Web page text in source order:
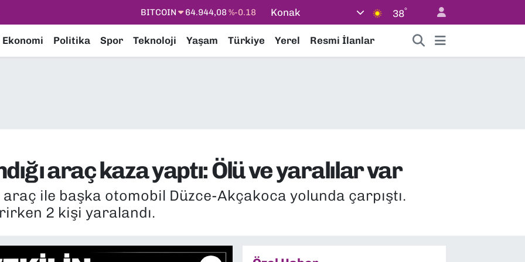
DOLAR 47,7436%0.18
STERLİN
64,4811%0.38
Konak 38°
Ekonomi Politika Spor Teknoloji Yaşam Türkiye Yerel Resmi İlanlar
araç kaza yaptı: Ölü ve yaralılar var
araç ile başka otomobil Düzce-Akçakoca yolunda çarpıştı.
2 kişi yaralandı.